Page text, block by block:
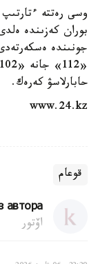
وسى رەتتە ءتارتىپ
بوران كەزىندە
جونىندە
حابارلاسۋ كەرەك.
www.24.kz
قوعام
автора
اۆتور